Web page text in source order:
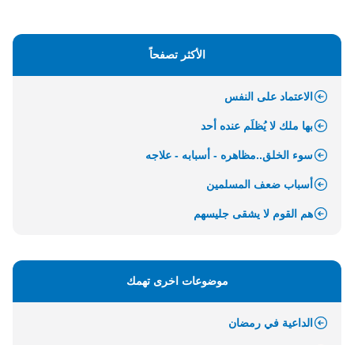
الأكثر تصفحاً
الاعتماد على النفس
بها ملك لا يُظلَم عنده أحد
سوء الخلق..مظاهره - أسبابه - علاجه
أسباب ضعف المسلمين
هم القوم لا يشقى جليسهم
موضوعات اخرى تهمك
الداعية في رمضان